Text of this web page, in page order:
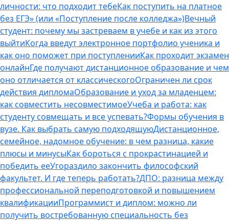
личности: что подходит тебеКак поступить на платное
без ЕГЭ» (или «Поступление после колледжа»)Вечный
студент: почему мы застреваем в учебе и как из этого
выйтиКогда введут электронное портфолио ученика и
как оно поможет при поступленииКак проходит экзамен
онлайнГде получают дистанционное образование и чем
оно отличается от классическогоОграничен ли срок
действия дипломаОбразование и уход за младенцем:
как совместить несовместимоеУчеба и работа: как
студенту совмещать и все успевать?Формы обучения в
вузе. Как выбрать самую подходящуюДистанционное,
семейное, надомное обучение: в чем разница, какие
плюсы и минусыКак бороться с прокрастинацией и
победить ееУгораздило закончить философский
факультет. И где теперь работать?ДПО: разница между
профессиональной переподготовкой и повышением
квалификацииПрограммист и диплом: можно ли
получить востребованную специальность без